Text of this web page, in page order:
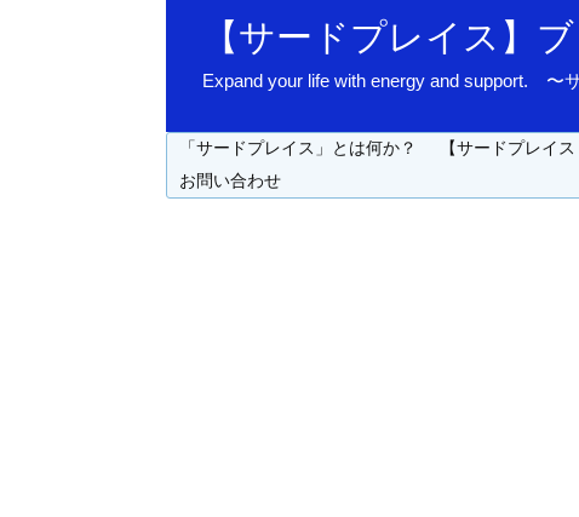
【サードプレイス】
Expand your life with energy and support.
「サードプレイス」とは何か？ 【サードプレイ
お問い合わせ